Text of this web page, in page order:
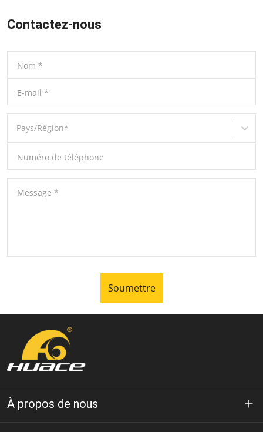
Contactez-nous
Nom *
E-mail *
Pays/Région*
Numéro de téléphone
Message *
Soumettre
À propos de nous